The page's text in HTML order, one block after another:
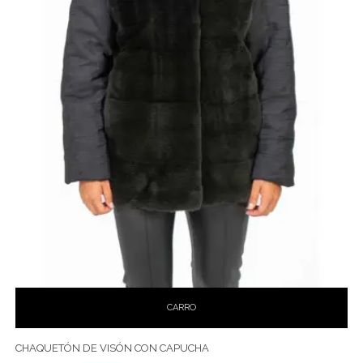
CARRO
CHAQUETÓN DE VISÓN CON CAPUCHA